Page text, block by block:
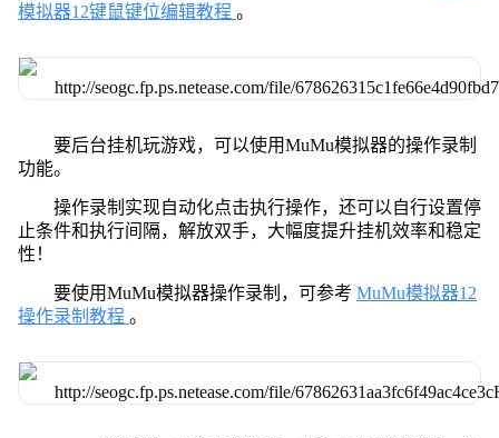
模拟器12键鼠键位编辑教程 。
要后台挂机玩游戏，可以使用MuMu模拟器的操作录制
功能。
操作录制实现自动化点击执行操作，还可以自行设置停
止条件和执行间隔，解放双手，大幅度提升挂机效率和稳定
性！
要使用MuMu模拟器操作录制，可参考 MuMu模拟器12
操作录制教程 。